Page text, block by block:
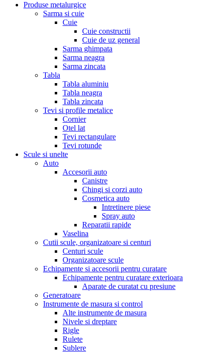
Produse metalurgice
Sarma si cuie
Cuie
Cuie constructii
Cuie de uz general
Sarma ghimpata
Sarma neagra
Sarma zincata
Tabla
Tabla aluminiu
Tabla neagra
Tabla zincata
Tevi si profile metalice
Cornier
Otel lat
Tevi rectangulare
Tevi rotunde
Scule si unelte
Auto
Accesorii auto
Canistre
Chingi si corzi auto
Cosmetica auto
Intretinere piese
Spray auto
Reparatii rapide
Vaselina
Cutii scule, organizatoare si centuri
Centuri scule
Organizatoare scule
Echipamente si accesorii pentru curatare
Echipamente pentru curatare exterioara
Aparate de curatat cu presiune
Generatoare
Instrumente de masura si control
Alte instrumente de masura
Nivele si dreptare
Rigle
Rulete
Sublere